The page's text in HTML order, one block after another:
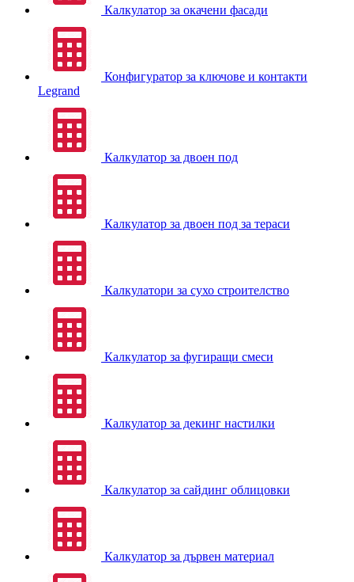
Калкулатор за окачени фасади
Конфигуратор за ключове и контакти
Legrand
Калкулатор за двоен под
Калкулатор за двоен под за тераси
Калкулатори за сухо строителство
Калкулатор за фугиращи смеси
Калкулатор за декинг настилки
Калкулатор за сайдинг облицовки
Калкулатор за дървен материал